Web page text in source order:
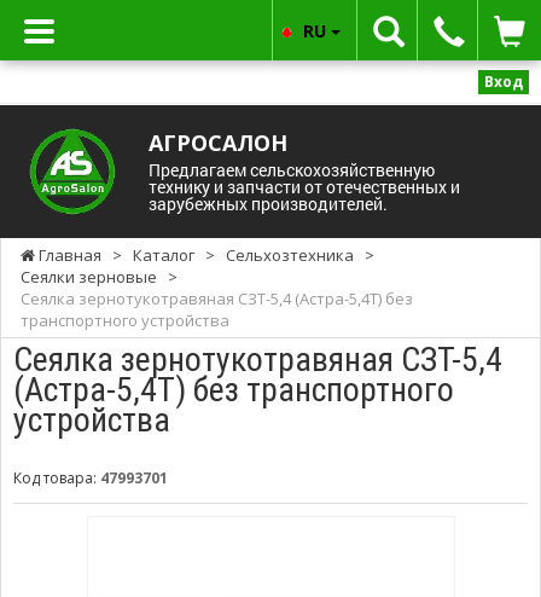
Вход
АГРОСАЛОН
Предлагаем сельскохозяйственную
технику и запчасти от отечественных и
зарубежных производителей.
RU
Главная > Каталог > Сельхозтехника
>
Сеялки зерновые
>
Сеялка зернотукотравяная СЗТ-5,4 (Астра-5,4Т) без
транспортного устройства
Сеялка зернотукотравяная СЗТ-5,4
(Астра-5,4Т) без транспортного
устройства
Код товара: 47993701